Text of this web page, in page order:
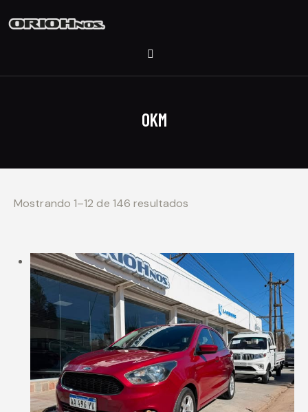
0KM
Mostrando 1–12 de 146 resultados